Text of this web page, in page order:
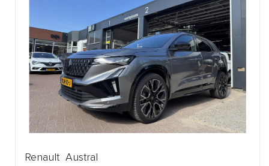
Renault Austral